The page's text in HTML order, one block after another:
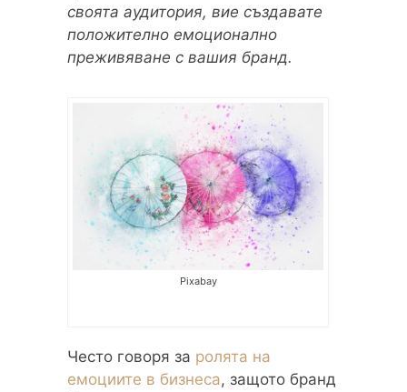
своята аудитория, вие създавате
положително емоционално
преживяване с вашия бранд.
Pixabay
Често говоря за ролята на
емоциите в бизнеса, защото бранд